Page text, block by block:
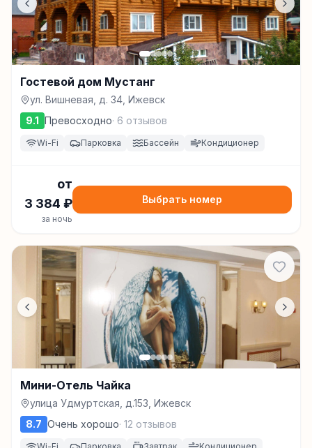
Гостевой дом Мустанг
ул. Вишневая, д. 34, Ижевск
9.1 Превосходно· 6 отзывов
Wi-Fi Парковка Бассейн Кондиционер
от
3 384 ₽
за ночь
Выбрать номер
Мини-Отель Чайка
улица Удмуртская, д.153, Ижевск
8.7 Очень хорошо· 12 отзывов